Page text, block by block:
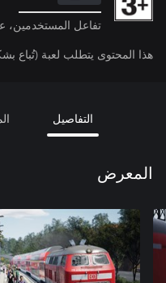
تفاعل المستخدمين،
هذا المحتوى يتطلب لعبة (تُباع
التفاصيل
المعرض